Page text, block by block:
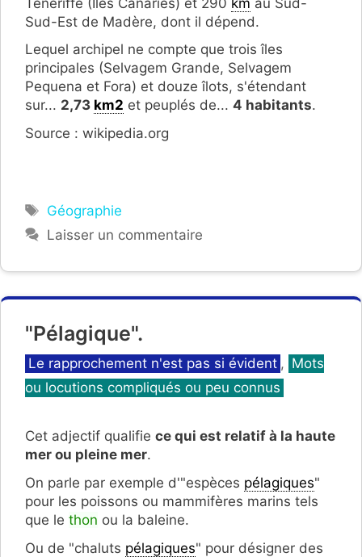
Sud-Est de Madère, dont il dépend.
Lequel archipel ne compte que trois îles
principales (Selvagem Grande, Selvagem
Pequena et Fora) et douze îlots, s'étendant
sur... 2,73 km2 et peuplés de... 4 habitants.
Source : wikipedia.org
Étiquettes
Géographie
Laisser un commentaire
"Pélagique".
Catégories
Le rapprochement n'est pas si évident , Mots
ou locutions compliqués ou peu connus
Cet adjectif qualifie ce qui est relatif à la haute
mer ou pleine mer.
On parle par exemple d'"espèces pélagiques"
pour les poissons ou mammifères marins tels
que le thon ou la baleine.
Ou de "chaluts pélagiques" pour désigner des